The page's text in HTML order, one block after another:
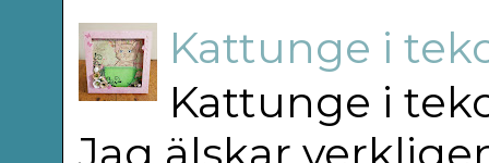
Kattunge i
Kattunge i